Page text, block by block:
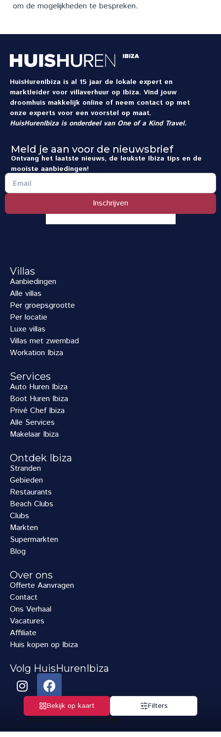
Bekijk op kaart Filters
om de mogelijkheden te bespreken.
HuisHurenIbiza is al 15 jaar de lokale expert en
marktleider voor villaverhuur op Ibiza. Vind jouw
droomhuis makkelijk online of neem contact op met
onze experts voor een voorstel op maat.
HuisHurenIbiza is onderdeel van One of a Kind Travel.
Meld je aan voor de nieuwsbrief
Ontvang het laatste nieuws, de leukste Ibiza tips en de
mooiste aanbiedingen!
Inschrijven
Villas
Aanbiedingen
Alle villas
Per groepsgrootte
Per locatie
Luxe villas
Villas met zwembad
Workation Ibiza
Services
Auto Huren Ibiza
Boot Huren Ibiza
Privé Chef Ibiza
Alle Services
Makelaar Ibiza
Ontdek Ibiza
Stranden
Gebieden
Restaurants
Beach Clubs
Clubs
Markten
Supermarkten
Blog
Over ons
Offerte Aanvragen
Contact
Ons Verhaal
Vacatures
Affiliate
Huis kopen op Ibiza
Volg HuisHurenIbiza